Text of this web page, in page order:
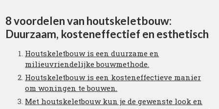
8 voordelen van houtskeletbouw:
Duurzaam, kosteneffectief en esthetisch
Houtskeletbouw is een duurzame en
milieuvriendelijke bouwmethode.
Houtskeletbouw is een kosteneffectieve manier
om woningen te bouwen.
Met houtskeletbouw kun je de gewenste look en